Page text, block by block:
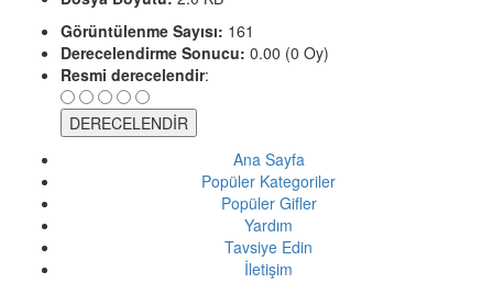
Görüntülenme Sayısı: 161
Derecelendirme Sonucu: 0.00 (0 Oy)
Resmi derecelendir:
Ana Sayfa
Popüler Kategoriler
Popüler Gifler
Yardım
Tavsiye Edin
İletişim